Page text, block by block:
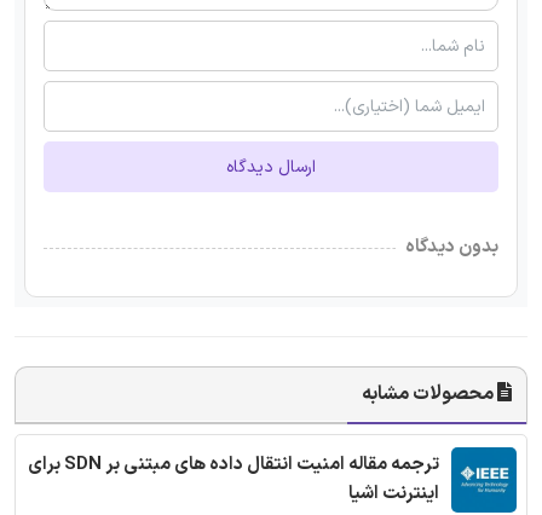
ارسال دیدگاه
بدون دیدگاه
محصولات مشابه
ترجمه مقاله امنیت انتقال داده های مبتنی بر SDN برای
اینترنت اشیا